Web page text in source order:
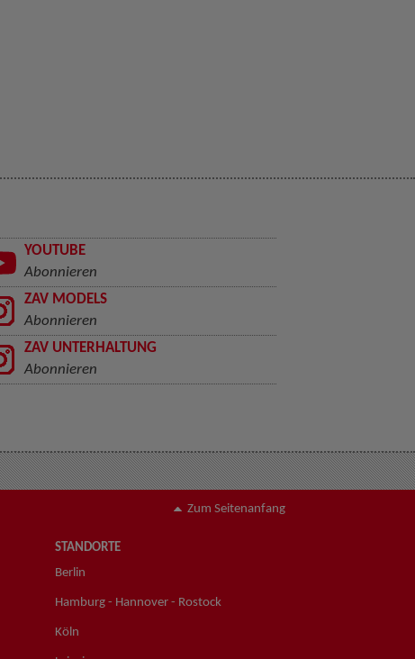
YOUTUBE
Abonnieren
ZAV MODELS
Abonnieren
ZAV UNTERHALTUNG
Abonnieren
Zum Seitenanfang
STANDORTE
Berlin
Hamburg - Hannover - Rostock
Köln